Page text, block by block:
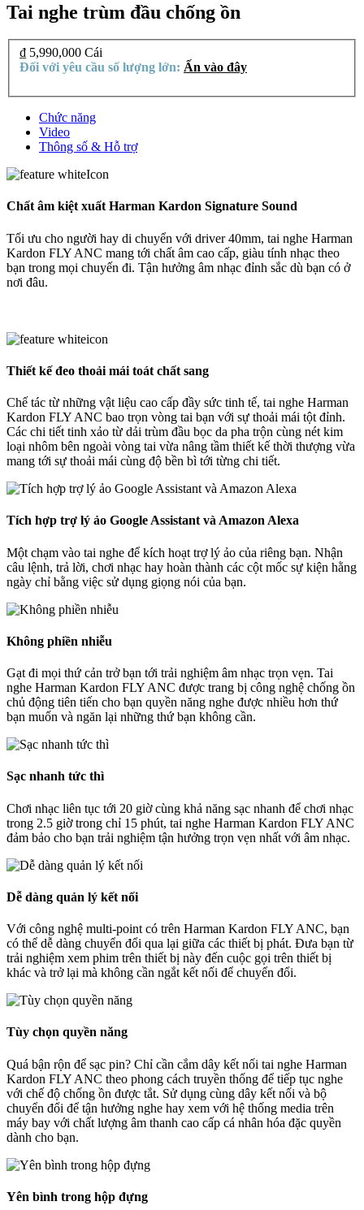
Tai nghe trùm đầu chống ồn
₫ 5,990,000 Cái
Đối với yêu cầu số lượng lớn: Ấn vào đây
Chức năng
Video
Thông số & Hỗ trợ
Chất âm kiệt xuất Harman Kardon Signature Sound
Tối ưu cho người hay di chuyển với driver 40mm, tai nghe Harman
Kardon FLY ANC mang tới chất âm cao cấp, giàu tính nhạc theo
bạn trong mọi chuyến đi. Tận hưởng âm nhạc đỉnh sắc dù bạn có ở
nơi đâu.
Thiết kế đeo thoải mái toát chất sang
Chế tác từ những vật liệu cao cấp đầy sức tinh tế, tai nghe Harman
Kardon FLY ANC bao trọn vòng tai bạn với sự thoải mái tột đỉnh.
Các chi tiết tinh xảo từ dải trùm đầu bọc da pha trộn cùng nét kim
loại nhôm bên ngoài vòng tai vừa nâng tầm thiết kế thời thượng vừa
mang tới sự thoải mái cùng độ bền bì tới từng chi tiết.
Tích hợp trợ lý ảo Google Assistant và Amazon Alexa
Một chạm vào tai nghe để kích hoạt trợ lý ảo của riêng bạn. Nhận
câu lệnh, trả lời, chơi nhạc hay hoàn thành các cột mốc sự kiện hằng
ngày chỉ bằng việc sử dụng giọng nói của bạn.
Không phiền nhiễu
Gạt đi mọi thứ cản trở bạn tới trải nghiệm âm nhạc trọn vẹn. Tai
nghe Harman Kardon FLY ANC được trang bị công nghệ chống ồn
chủ động tiên tiến cho bạn quyền năng nghe được nhiều hơn thứ
bạn muốn và ngăn lại những thứ bạn không cần.
Sạc nhanh tức thì
Chơi nhạc liên tục tới 20 giờ cùng khả năng sạc nhanh để chơi nhạc
trong 2.5 giờ trong chỉ 15 phút, tai nghe Harman Kardon FLY ANC
đảm bảo cho bạn trải nghiệm tận hưởng trọn vẹn nhất với âm nhạc.
Dễ dàng quản lý kết nối
Với công nghệ multi-point có trên Harman Kardon FLY ANC, bạn
có thể dễ dàng chuyển đổi qua lại giữa các thiết bị phát. Đưa bạn từ
trải nghiệm xem phim trên thiết bị này đến cuộc gọi trên thiết bị
khác và trở lại mà không cần ngắt kết nối để chuyển đổi.
Tùy chọn quyền năng
Quá bận rộn để sạc pin? Chỉ cần cắm dây kết nối tai nghe Harman
Kardon FLY ANC theo phong cách truyền thống để tiếp tục nghe
với chế độ chống ồn được tắt. Sử dụng cùng dây kết nối và bộ
chuyển đổi để tận hưởng nghe hay xem với hệ thống media trên
máy bay với chất lượng âm thanh cao cấp cá nhân hóa đặc quyền
dành cho bạn.
Yên bình trong hộp đựng